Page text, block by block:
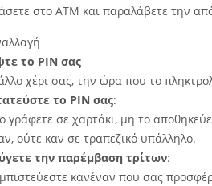
στο ΑΤΜ και παραλάβετε την
το PIN σας
χέρι σας, την ώρα που το
το PIN σας:
γράφετε σε χαρτάκι, μη το
ούτε καν σε τραπεζικό υπάλληλο.
την παρέμβαση τρίτων:
κανέναν που σας